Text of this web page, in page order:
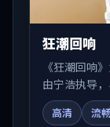
狂潮回响
《狂潮回响
由宁浩执导
剧情在人物
听质感。适
高清 流